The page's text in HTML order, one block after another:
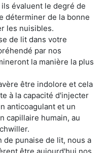
évaluent le degré de
déterminer de la bonne
les nuisibles.
de lit dans votre
par nos
la manière la plus
être indolore et cela
à la capacité d'injecter
anticoagulant et un
capillaire humain, au
punaise de lit, nous a